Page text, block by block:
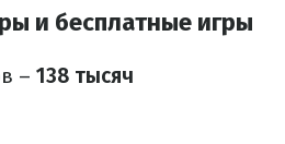
и бесплатные игры
– 138 тысяч